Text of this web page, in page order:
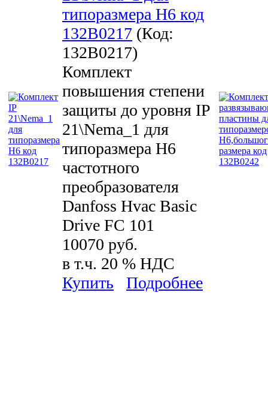
типоразмера H6 код
132B0217 (Код:
132B0217)
Комплект
повышения степени
защиты до уровня IP
21\Nema_1 для
типоразмера H6
частотного
преобразователя
Danfoss Hvac Basic
Drive FC 101
10070 руб.
в т.ч. 20 % НДС
Купить
Подробнее